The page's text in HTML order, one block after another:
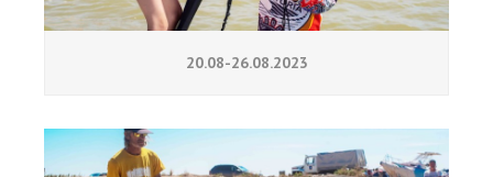
20.08-26.08.2023